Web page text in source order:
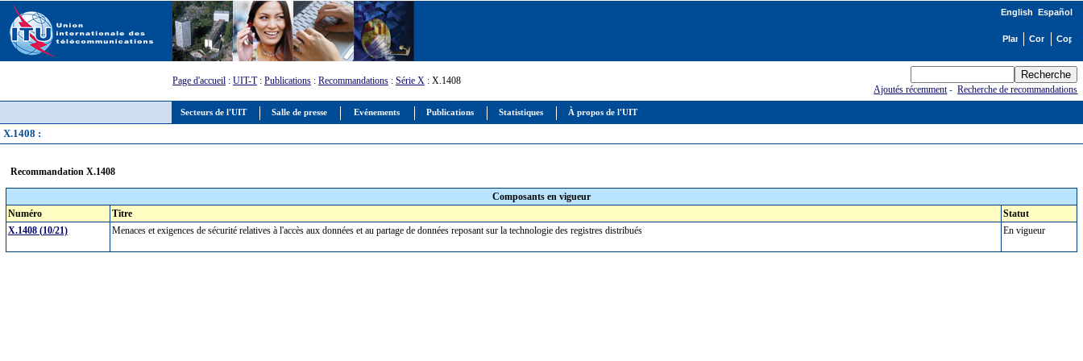
Secteurs de l'UIT Salle de presse Evénements Publications Statistiques À propos de l'UIT
English Español
Page d'accueil : UIT-T: Publications : Recommandations : Série X : X.1408
Ajoutés récemment-Recherche de recommandations
X.1408 :
Recommandation X.1408
Composants en vigueur
Numéro
Titre
Statut
X.1408 (10/21)
Menaces et exigences de sécurité relatives à l'accès aux données et au partage de données reposant sur la technologie des registres distribués En vigueur